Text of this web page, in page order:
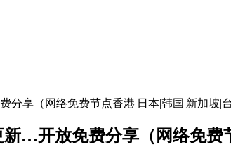
分享（网络免费节点香港|日本|韩国|新加坡|
…开放免费分享（网络免费